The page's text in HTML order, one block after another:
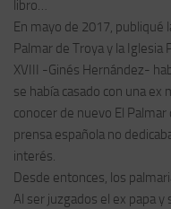
libro…
En mayo de 2017, publiqué
Palmar de Troya y la Iglesia
XVIII -Ginés Hernández-
se había casado con una
conocer de nuevo El
prensa española no
interés.
Desde entonces, los
Al ser juzgados el ex papa